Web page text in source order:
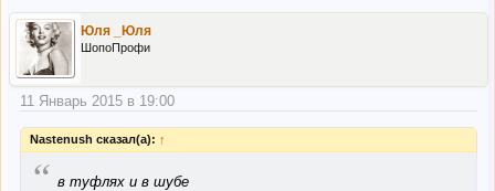
Юля _Юля
ШопоПрофи
11 Январь 2015 в 19:00
Nastenush сказал(а): ↑
“ в туфлях и в шубе